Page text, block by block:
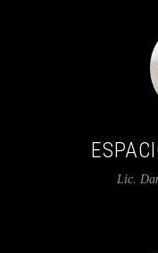
Lic.